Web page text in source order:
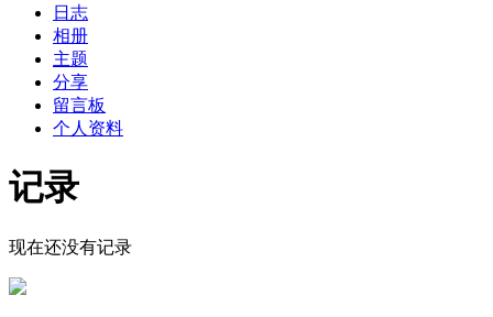
日志
相册
主题
分享
留言板
个人资料
记录
现在还没有记录